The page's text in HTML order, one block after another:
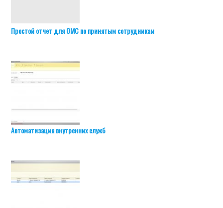
Простой отчет для ОМС по принятым сотрудникам
Автоматизация внутренних служб